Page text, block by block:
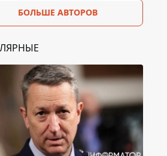
БОЛЬШЕ АВТОРОВ